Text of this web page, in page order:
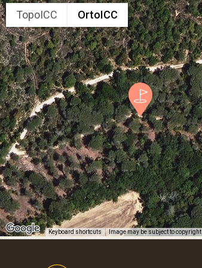
TopoICC OrtoICC
Keyboard shortcuts Image may be subject to copyright